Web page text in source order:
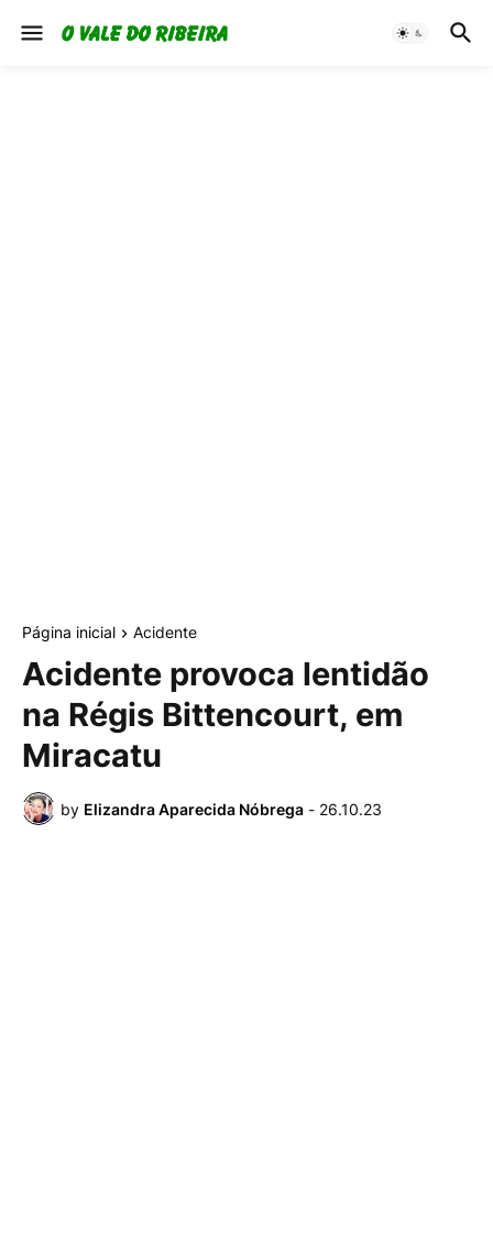
Página inicial Acidente
Acidente provoca lentidão
na Régis Bittencourt, em
Miracatu
by Elizandra Aparecida Nóbrega - 26.10.23